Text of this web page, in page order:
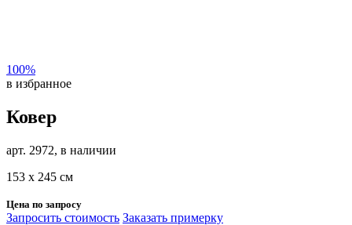
100%
в избранное
Ковер
арт. 2972, в наличии
153 х 245 см
Цена по запросу
Запросить стоимость Заказать примерку